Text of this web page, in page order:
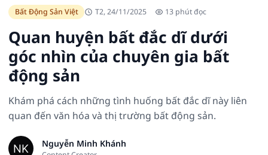
Bất Động Sản Việt T2, 24/11/2025 13 phút đọc
Quan huyện bất đắc dĩ dưới
góc nhìn của chuyên gia bất
động sản
Khám phá cách những tình huống bất đắc dĩ này liên
quan đến văn hóa và thị trường bất động sản.
Nguyễn Minh Khánh